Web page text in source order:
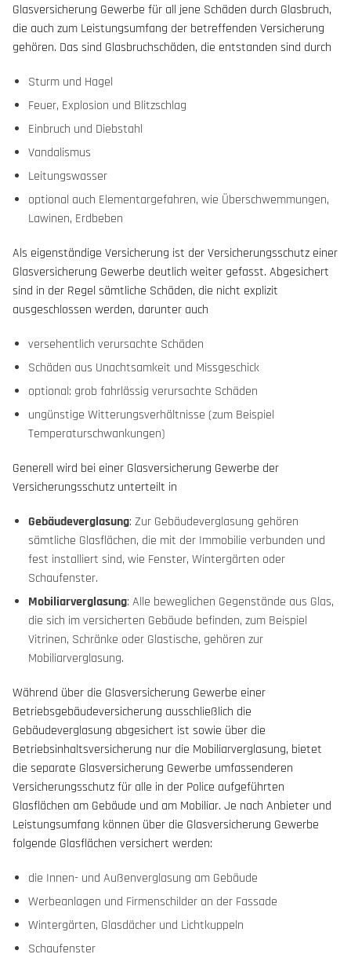
Glasversicherung Gewerbe für all jene Schäden durch Glasbruch,
die auch zum Leistungsumfang der betreffenden Versicherung
gehören. Das sind Glasbruchschäden, die entstanden sind durch
Sturm und Hagel
Feuer, Explosion und Blitzschlag
Einbruch und Diebstahl
Vandalismus
Leitungswasser
optional auch Elementargefahren, wie Überschwemmungen,
Lawinen, Erdbeben
Als eigenständige Versicherung ist der Versicherungsschutz einer
Glasversicherung Gewerbe deutlich weiter gefasst. Abgesichert
sind in der Regel sämtliche Schäden, die nicht explizit
ausgeschlossen werden, darunter auch
versehentlich verursachte Schäden
Schäden aus Unachtsamkeit und Missgeschick
optional: grob fahrlässig verursachte Schäden
ungünstige Witterungsverhältnisse (zum Beispiel
Temperaturschwankungen)
Generell wird bei einer Glasversicherung Gewerbe der
Versicherungsschutz unterteilt in
Gebäudeverglasung: Zur Gebäudeverglasung gehören
sämtliche Glasflächen, die mit der Immobilie verbunden und
fest installiert sind, wie Fenster, Wintergärten oder
Schaufenster.
Mobiliarverglasung: Alle beweglichen Gegenstände aus Glas,
die sich im versicherten Gebäude befinden, zum Beispiel
Vitrinen, Schränke oder Glastische, gehören zur
Mobiliarverglasung.
Während über die Glasversicherung Gewerbe einer
Betriebsgebäudeversicherung ausschließlich die
Gebäudeverglasung abgesichert ist sowie über die
Betriebsinhaltsversicherung nur die Mobiliarverglasung, bietet
die separate Glasversicherung Gewerbe umfassenderen
Versicherungsschutz für alle in der Police aufgeführten
Glasflächen am Gebäude und am Mobiliar. Je nach Anbieter und
Leistungsumfang können über die Glasversicherung Gewerbe
folgende Glasflächen versichert werden:
die Innen- und Außenverglasung am Gebäude
Werbeanlagen und Firmenschilder an der Fassade
Wintergärten, Glasdächer und Lichtkuppeln
Schaufenster